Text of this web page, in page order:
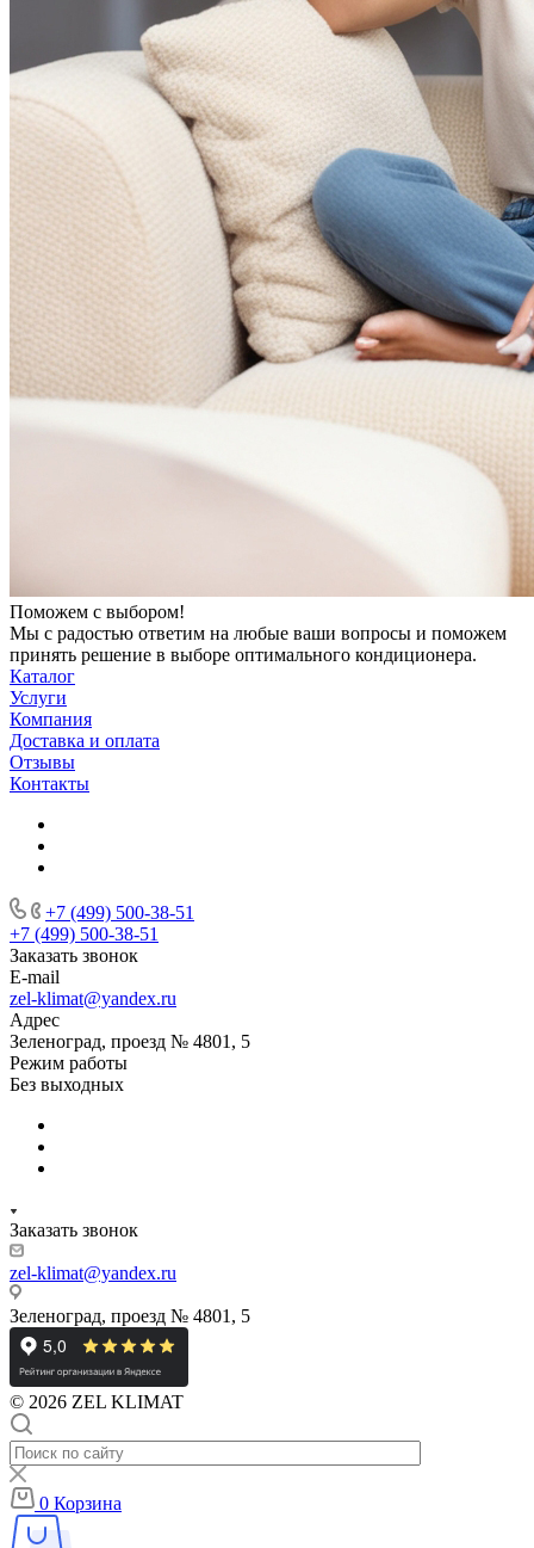
Поможем с выбором!
Мы с радостью ответим на любые ваши вопросы и поможем
принять решение в выборе оптимального кондиционера.
Каталог
Услуги
Компания
Доставка и оплата
Отзывы
Контакты
+7 (499) 500-38-51
+7 (499) 500-38-51
Заказать звонок
E-mail
zel-klimat@yandex.ru
Адрес
Зеленоград, проезд № 4801, 5
Режим работы
Без выходных
Заказать звонок
zel-klimat@yandex.ru
Зеленоград, проезд № 4801, 5
© 2026 ZEL KLIMAT
0 Корзина